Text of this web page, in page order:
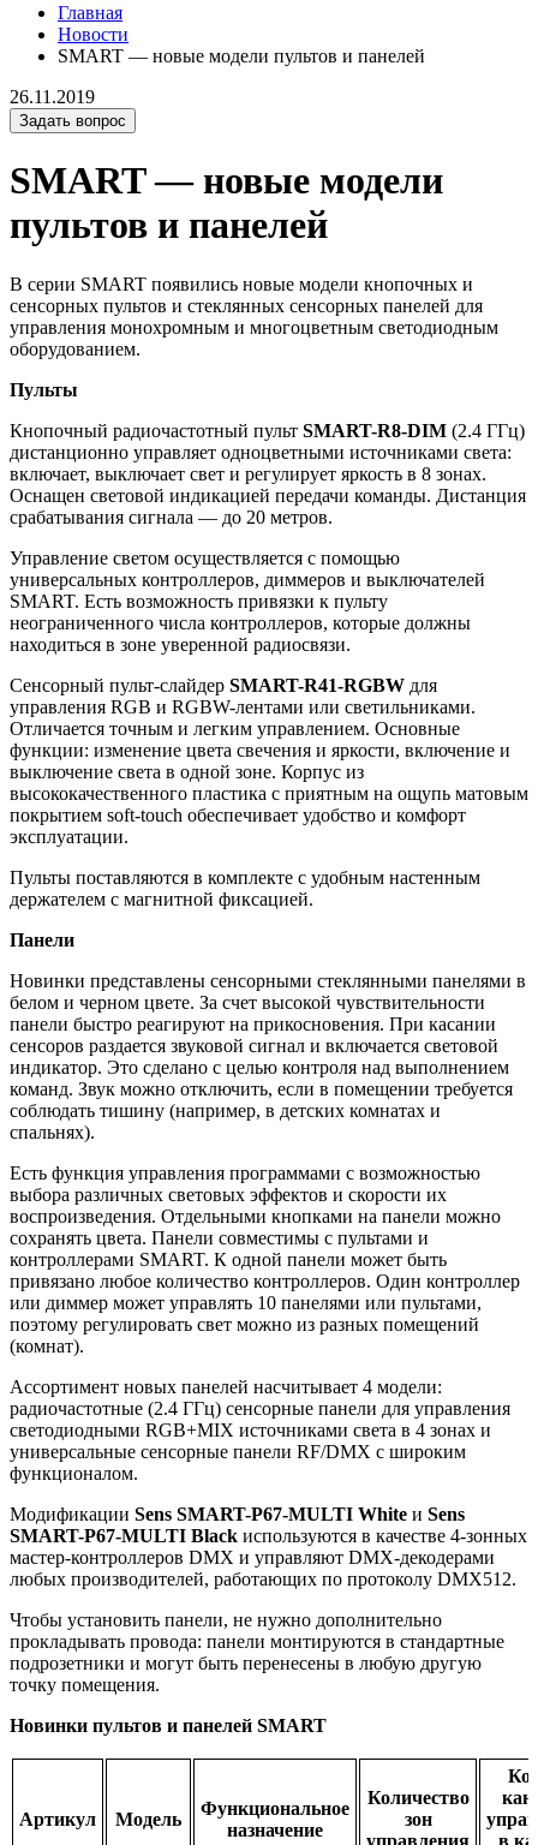
Главная
Новости
SMART — новые модели пультов и панелей
26.11.2019
Задать вопрос
SMART — новые модели
пультов и панелей
В серии SMART появились новые модели кнопочных и
сенсорных пультов и стеклянных сенсорных панелей для
управления монохромным и многоцветным светодиодным
оборудованием.
Пульты
Кнопочный радиочастотный пульт SMART-R8-DIM (2.4 ГГц)
дистанционно управляет одноцветными источниками света:
включает, выключает свет и регулирует яркость в 8 зонах.
Оснащен световой индикацией передачи команды. Дистанция
срабатывания сигнала — до 20 метров.
Управление светом осуществляется с помощью
универсальных контроллеров, диммеров и выключателей
SMART. Есть возможность привязки к пульту
неограниченного числа контроллеров, которые должны
находиться в зоне уверенной радиосвязи.
Сенсорный пульт-слайдер SMART-R41-RGBW для
управления RGB и RGBW-лентами или светильниками.
Отличается точным и легким управлением. Основные
функции: изменение цвета свечения и яркости, включение и
выключение света в одной зоне. Корпус из
высококачественного пластика с приятным на ощупь матовым
покрытием soft-touch обеспечивает удобство и комфорт
эксплуатации.
Пульты поставляются в комплекте с удобным настенным
держателем с магнитной фиксацией.
Панели
Новинки представлены сенсорными стеклянными панелями в
белом и черном цвете. За счет высокой чувствительности
панели быстро реагируют на прикосновения. При касании
сенсоров раздается звуковой сигнал и включается световой
индикатор. Это сделано с целью контроля над выполнением
команд. Звук можно отключить, если в помещении требуется
соблюдать тишину (например, в детских комнатах и
спальнях).
Есть функция управления программами с возможностью
выбора различных световых эффектов и скорости их
воспроизведения. Отдельными кнопками на панели можно
сохранять цвета. Панели совместимы с пультами и
контроллерами SMART. К одной панели может быть
привязано любое количество контроллеров. Один контроллер
или диммер может управлять 10 панелями или пультами,
поэтому регулировать свет можно из разных помещений
(комнат).
Ассортимент новых панелей насчитывает 4 модели:
радиочастотные (2.4 ГГц) сенсорные панели для управления
светодиодными RGB+MIX источниками света в 4 зонах и
универсальные сенсорные панели RF/DMX с широким
функционалом.
Модификации Sens SMART-P67-MULTI White и Sens
SMART-P67-MULTI Black используются в качестве 4-зонных
мастер-контроллеров DMX и управляют DMX-декодерами
любых производителей, работающих по протоколу DMX512.
Чтобы установить панели, не нужно дополнительно
прокладывать провода: панели монтируются в стандартные
подрозетники и могут быть перенесены в любую другую
точку помещения.
Новинки пультов и панелей SMART
Артикул Модель
Функциональное
назначение
Количество
зон
управления
в